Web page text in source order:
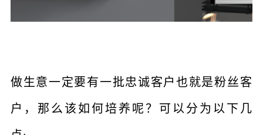
做生意一定要有一批忠诚客户也就是粉丝客
户，那么该如何培养呢？可以分为以下几